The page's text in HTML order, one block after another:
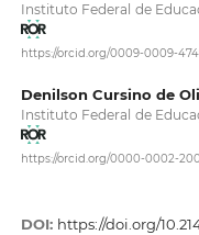
Instituto Federal de
https://orcid.org/0009-0009-
Denilson Cursino de
Instituto Federal de
https://orcid.org/0000-0002-
DOI: https://doi.org/